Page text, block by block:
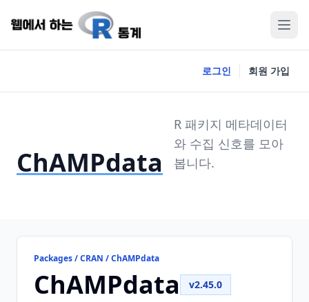
로그인 회원 가입
ChAMPdata
R 패키지 메타데이터
와 수집 신호를 모아
봅니다.
Packages / CRAN / ChAMPdata
ChAMPdata v2.45.0